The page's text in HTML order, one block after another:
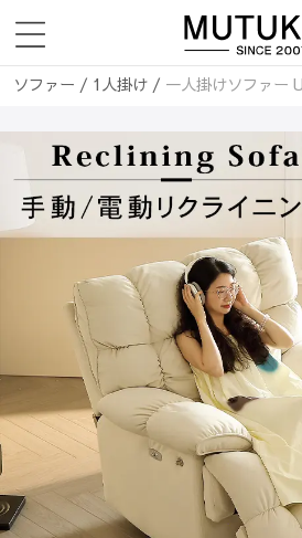
ソファー / 1人掛け/ 一人掛けソファー
ソファー
カントリー
一人掛けソフ
ソファー / 北欧 /一人掛けソファー
ソファー/モダン/ 一人掛けソファー
ソファー
韓国風 /
一人掛けソファー
ライトリュクス/一人掛けソ
ソファー/ゴージャス /一人掛けソファ
ソファー/ ナチュラル /一人掛けソファ